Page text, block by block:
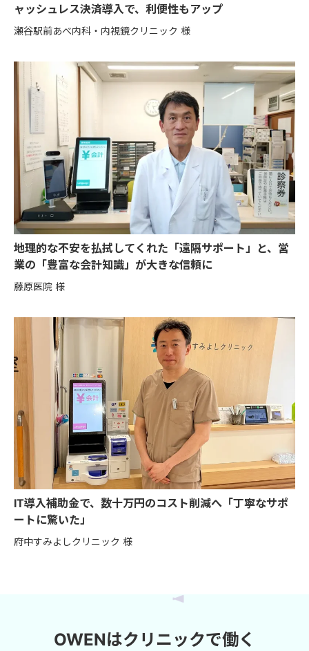
ャッシュレス決済導入で、利便性もアップ
瀬谷駅前あべ内科・内視鏡クリニック 様
地理的な不安を払拭してくれた「遠隔サポート」と、営
業の「豊富な会計知識」が大きな信頼に
藤原医院 様
IT導入補助金で、数十万円のコスト削減へ「丁寧なサポ
ートに驚いた」
府中すみよしクリニック 様
OWENはクリニックで働く